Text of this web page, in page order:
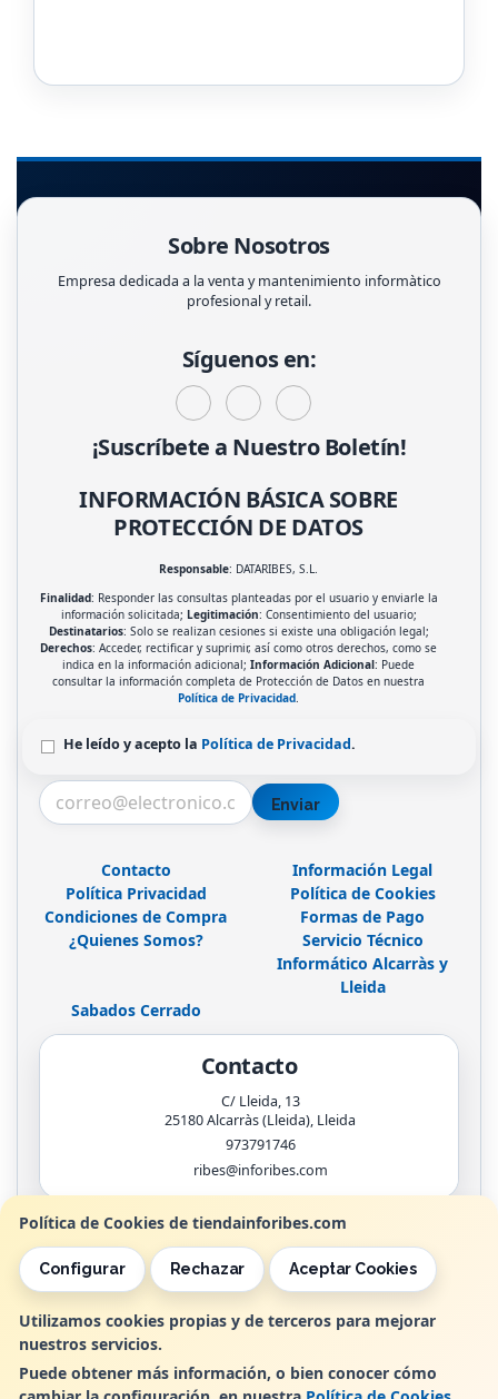
Política de Cookies de tiendainforibes.com
Configurar Rechazar Aceptar Cookies
Utilizamos cookies propias y de terceros para mejorar
nuestros servicios.
Puede obtener más información, o bien conocer cómo
Sobre Nosotros
Empresa dedicada a la venta y mantenimiento informàtico
profesional y retail.
Síguenos en:
¡Suscríbete a Nuestro Boletín!
INFORMACIÓN BÁSICA SOBRE
PROTECCIÓN DE DATOS
Responsable: DATARIBES, S.L.
Finalidad: Responder las consultas planteadas por el usuario y enviarle la
información solicitada; Legitimación: Consentimiento del usuario;
Destinatarios: Solo se realizan cesiones si existe una obligación legal;
Derechos: Acceder, rectificar y suprimir, así como otros derechos, como se
indica en la información adicional;Información Adicional: Puede
consultar la información completa de Protección de Datos en nuestra
Política de Privacidad
He leído y acepto la Política de Privacidad.
Enviar
Contacto
Información Legal
Política Privacidad
Política de Cookies
Condiciones de Compra
Formas de Pago
¿Quienes Somos?
Servicio Técnico
Informático Alcarràs y
Lleida
Sabados Cerrado
Contacto
C/ Lleida, 13
25180Alcarràs (Lleida), Lleida
973791746
ribes@inforibes.com
Horario
de 9:00am - 13:30am / 17:00pm - 20:00pm
, , , , España. - C.I.F.: B25362799 - Tfno: